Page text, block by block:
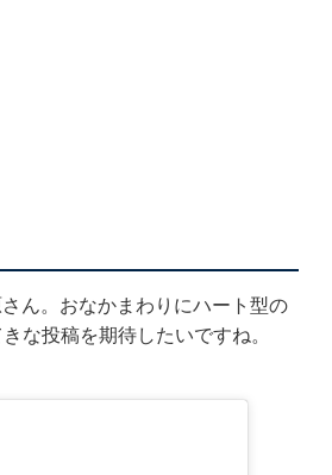
ん。おなかまわりにハート型の
な投稿を期待したいですね。